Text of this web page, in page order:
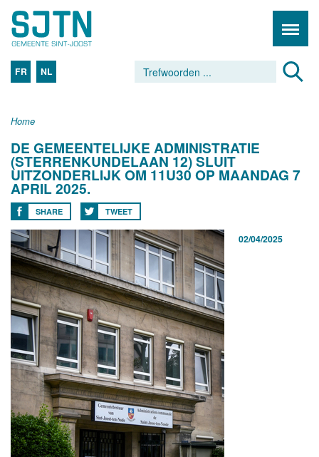
FR NL
Home
DE GEMEENTELIJKE ADMINISTRATIE
(STERRENKUNDELAAN 12) SLUIT
UITZONDERLIJK OM 11U30 OP MAANDAG 7
APRIL 2025.
SHARE TWEET
02/04/2025